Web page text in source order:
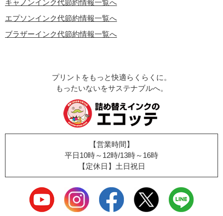
キャノンインク代節約情報一覧へ
エプソンインク代節約情報一覧へ
ブラザーインク代節約情報一覧へ
プリントをもっと快適らくらくに。
もったいないをサステナブルへ。
【営業時間】
平日10時～12時/13時～16時
【定休日】土日祝日